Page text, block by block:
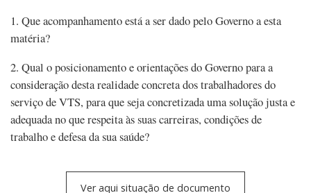
1. Que acompanhamento está a ser dado pelo Governo a esta
matéria?
2. Qual o posicionamento e orientações do Governo para a
consideração desta realidade concreta dos trabalhadores do
serviço de VTS, para que seja concretizada uma solução justa e
adequada no que respeita às suas carreiras, condições de
trabalho e defesa da sua saúde?
Ver aqui situação de documento